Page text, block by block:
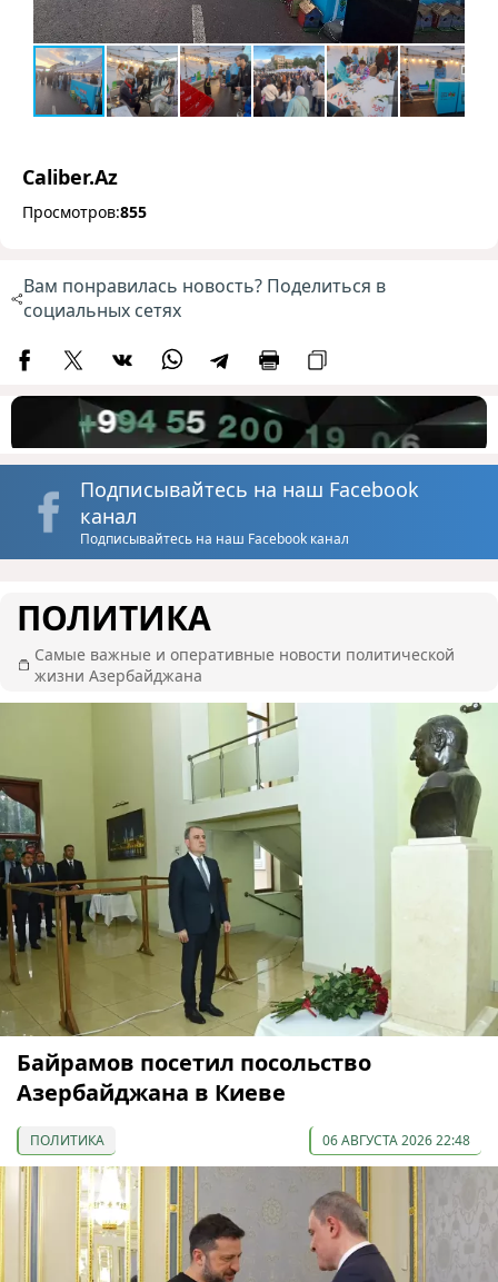
Caliber.Az
Просмотров:855
Вам понравилась новость? Поделиться в
социальных сетях
Подписывайтесь на наш Facebook
канал
Подписывайтесь на наш Facebook канал
ПОЛИТИКА
Самые важные и оперативные новости политической
жизни Азербайджана
Байрамов посетил посольство
Азербайджана в Киеве
ПОЛИТИКА 06 АВГУСТА 2026 22:48